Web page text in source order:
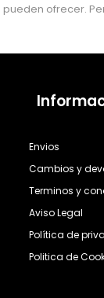
ofrecer.
Envios
Cambios y
Terminos y
Aviso Legal
Política de
Politica de